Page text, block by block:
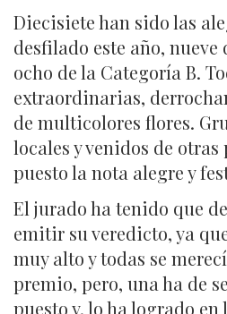
Diecisiete han sido las
desfilado este año, nueve
ocho de la Categoría B.
extraordinarias,
de multicolores flores.
locales y venidos de
puesto la nota alegre y
El jurado ha tenido que
emitir su veredicto, ya
muy alto y todas se
premio, pero, una ha de
puesto y, lo ha logrado en